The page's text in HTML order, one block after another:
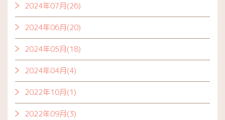
2024年07月(26)
2024年06月(20)
2024年05月(18)
2024年04月(4)
2022年10月(1)
2022年09月(3)